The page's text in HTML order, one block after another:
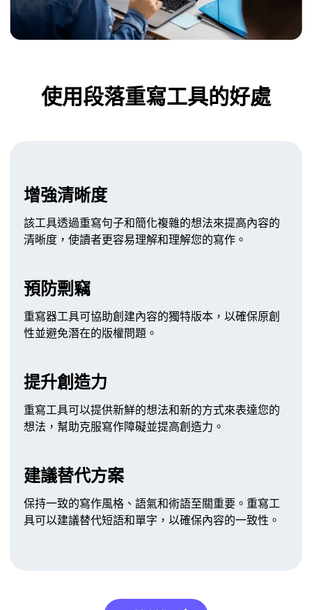
使用段落重寫工具的好處
增強清晰度
該工具透過重寫句子和簡化複雜的想法來提高內容的
清晰度，使讀者更容易理解和理解您的寫作。
預防剽竊
重寫器工具可協助創建內容的獨特版本，以確保原創
性並避免潛在的版權問題。
提升創造力
重寫工具可以提供新鮮的想法和新的方式來表達您的
想法，幫助克服寫作障礙並提高創造力。
建議替代方案
保持一致的寫作風格、語氣和術語至關重要。重寫工
具可以建議替代短語和單字，以確保內容的一致性。